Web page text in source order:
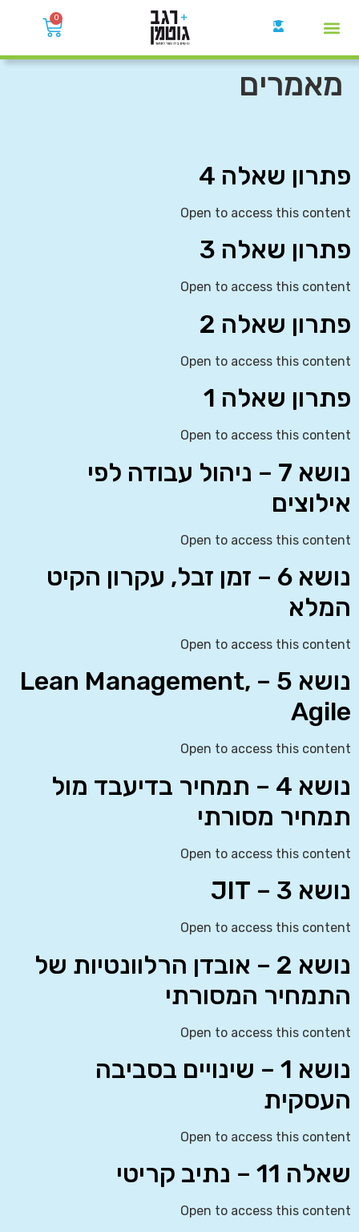
0
מאמרים
פתרון שאלה 4
Open to access this content
פתרון שאלה 3
Open to access this content
פתרון שאלה 2
Open to access this content
פתרון שאלה 1
Open to access this content
נושא 7 – ניהול עבודה לפי
אילוצים
Open to access this content
נושא 6 – זמן זבל, עקרון הקיט
המלא
Open to access this content
נושא 5 – Lean Management,
Agile
Open to access this content
נושא 4 – תמחיר בדיעבד מול
תמחיר מסורתי
Open to access this content
נושא 3 – JIT
Open to access this content
נושא 2 – אובדן הרלוונטיות של
התמחיר המסורתי
Open to access this content
נושא 1 – שינויים בסביבה
העסקית
Open to access this content
שאלה 11 – נתיב קריטי
Open to access this content